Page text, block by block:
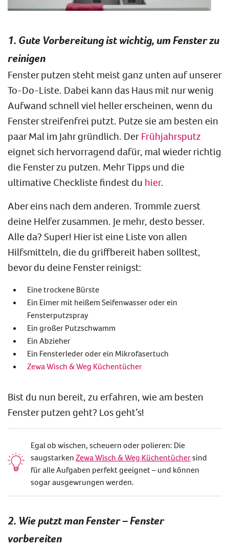
1. Gute Vorbereitung ist wichtig, um Fenster zu
reinigen
Fenster putzen steht meist ganz unten auf unserer
To-Do-Liste. Dabei kann das Haus mit nur wenig
Aufwand schnell viel heller erscheinen, wenn du
Fenster streifenfrei putzt. Putze sie am besten ein
paar Mal im Jahr gründlich. Der Frühjahrsputz
eignet sich hervorragend dafür, mal wieder richtig
die Fenster zu putzen. Mehr Tipps und die
ultimative Checkliste findest du hier.
Aber eins nach dem anderen. Trommle zuerst
deine Helfer zusammen. Je mehr, desto besser.
Alle da? Super! Hier ist eine Liste von allen
Hilfsmitteln, die du griffbereit haben solltest,
bevor du deine Fenster reinigst:
Eine trockene Bürste
Ein Eimer mit heißem Seifenwasser oder ein
Fensterputzspray
Ein großer Putzschwamm
Ein Abzieher
Ein Fensterleder oder ein Mikrofasertuch
Zewa Wisch & Weg Küchentücher
Bist du nun bereit, zu erfahren, wie am besten
Fenster putzen geht? Los geht’s!
Egal ob wischen, scheuern oder polieren: Die
saugstarken Zewa Wisch & Weg Küchentüchersind
für alle Aufgaben perfekt geeignet – und können
sogar ausgewrungen werden.
2. Wie putzt man Fenster – Fenster
vorbereiten